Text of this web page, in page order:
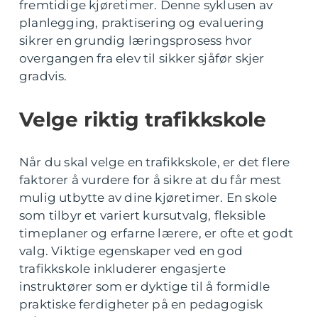
fremtidige kjøretimer. Denne syklusen av
planlegging, praktisering og evaluering
sikrer en grundig læringsprosess hvor
overgangen fra elev til sikker sjåfør skjer
gradvis.
Velge riktig trafikkskole
Når du skal velge en trafikkskole, er det flere
faktorer å vurdere for å sikre at du får mest
mulig utbytte av dine kjøretimer. En skole
som tilbyr et variert kursutvalg, fleksible
timeplaner og erfarne lærere, er ofte et godt
valg. Viktige egenskaper ved en god
trafikkskole inkluderer engasjerte
instruktører som er dyktige til å formidle
praktiske ferdigheter på en pedagogisk